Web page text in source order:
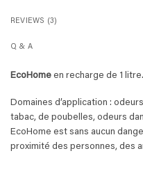
REVIEWS (3)
Q & A
EcoHome en recharge de 1 litre.
Domaines d’application :
tabac, de poubelles, odeurs
EcoHome est sans aucun
proximité des personnes, des